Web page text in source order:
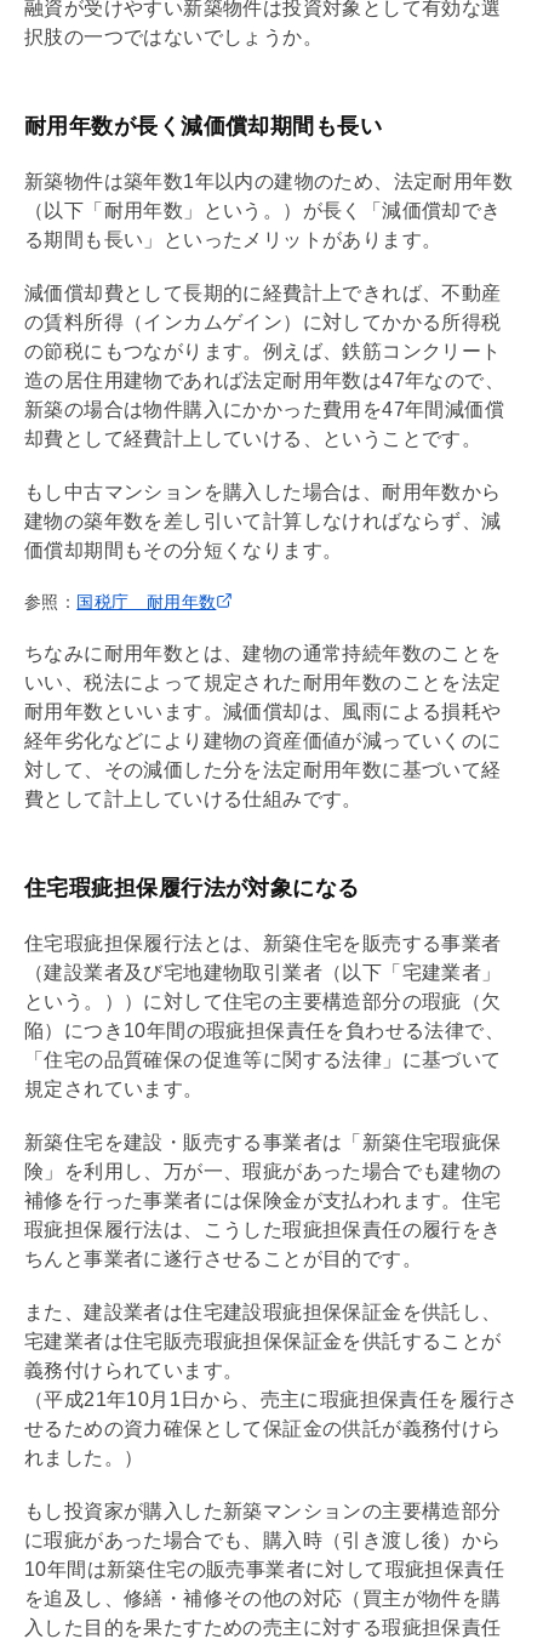
融資が受けやすい新築物件は投資対象として有効な選
択肢の一つではないでしょうか。
耐用年数が長く減価償却期間も長い
新築物件は築年数1年以内の建物のため、法定耐用年数
（以下「耐用年数」という。）が長く「減価償却でき
る期間も長い」といったメリットがあります。
減価償却費として長期的に経費計上できれば、不動産
の賃料所得（インカムゲイン）に対してかかる所得税
の節税にもつながります。例えば、鉄筋コンクリート
造の居住用建物であれば法定耐用年数は47年なので、
新築の場合は物件購入にかかった費用を47年間減価償
却費として経費計上していける、ということです。
もし中古マンションを購入した場合は、耐用年数から
建物の築年数を差し引いて計算しなければならず、減
価償却期間もその分短くなります。
参照： 国税庁 耐用年数
ちなみに耐用年数とは、建物の通常持続年数のことを
いい、税法によって規定された耐用年数のことを法定
耐用年数といいます。 減価償却は、風雨による損耗や
経年劣化などにより建物の資産価値が減っていくのに
対して、その減価した分を法定耐用年数に基づいて経
費として計上していける仕組みです。
住宅瑕疵担保履行法が対象になる
住宅瑕疵担保履行法とは、新築住宅を販売する事業者
（建設業者及び宅地建物取引業者 （以下「宅建業者」
という。））に対して住宅の主要構造部分の瑕疵（欠
陥）につき10年間の瑕疵担保責任を負わせる法律で、
「住宅の品質確保の促進等に関する法律」に基づいて
規定されています。
新築住宅を建設・販売する事業者は「新築住宅瑕疵保
険」を利用し、万が一、瑕疵があった場合でも建物の
補修を行った事業者には保険金が支払われます。住宅
瑕疵担保履行法は、こうした瑕疵担保責任の履行をき
ちんと事業者に遂行させることが目的です。
また、建設業者は住宅建設瑕疵担保保証金を供託し、
宅建業者は住宅販売瑕疵担保保証金を供託することが
義務付けられています。
（平成21年10月1日から、売主に瑕疵担保責任を履行さ
せるための資力確保として保証金の供託が義務付けら
れました。）
もし投資家が購入した新築マンションの主要構造部分
に瑕疵があった場合でも、購入時（引き渡し後）から
10年間は新築住宅の販売事業者に対して瑕疵担保責任
を追及し、修繕・補修その他の対応（買主が物件を購
入した目的を果たすための売主に対する瑕疵担保責任